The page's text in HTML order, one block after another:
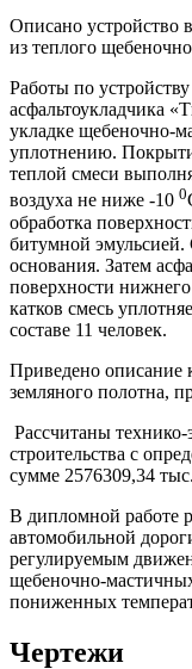
Описано устройство
из теплого
Работы по
асфальтоукладчика
укладке щебеночно-
уплотнению.
теплой смеси
воздуха не ниже -10 0
обработка
битумной эмульсией.
основания. Затем
поверхности
катков смесь
составе 11 человек.
Приведено описание
земляного полотна,
Рассчитаны технико-
строительства с
сумме 2576309,34
В дипломной работе
автомобильной
регулируемым
щебеночно-
пониженных
Чертежи